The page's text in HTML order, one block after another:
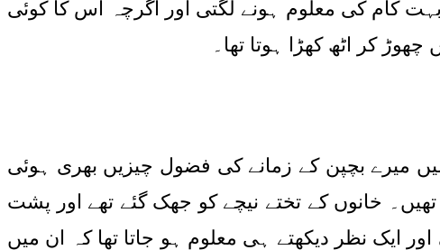
کام کی معلوم ہونے لگتی اور اگرچہ اس کا کوئی
کر اٹھ کھڑا ہوتا تھا۔
میرے بچپن کے زمانے کی فضول چیزیں بھری ہوئی
خانوں کے تختے نیچے کو جھک گئے تھے اور پشت
ایک نظر دیکھتے ہی معلوم ہو جاتا تھا کہ ان میں